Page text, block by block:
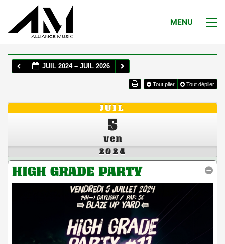
MENU
JUIL 2024 – JUIL 2026
Tout plier Tout déplier
JUIL
5
ven
2024
HIGH GRADE PARTY